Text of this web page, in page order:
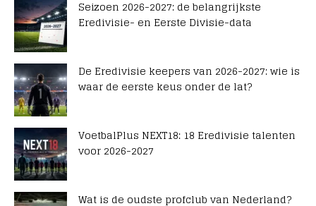
Seizoen 2026-2027: de belangrijkste
Eredivisie- en Eerste Divisie-data
De Eredivisie keepers van 2026-2027: wie is
waar de eerste keus onder de lat?
VoetbalPlus NEXT18: 18 Eredivisie talenten
voor 2026-2027
Wat is de oudste profclub van Nederland?